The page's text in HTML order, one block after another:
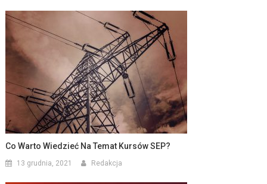
Co Warto Wiedzieć Na Temat Kursów SEP?
13 grudnia, 2021 Redakcja